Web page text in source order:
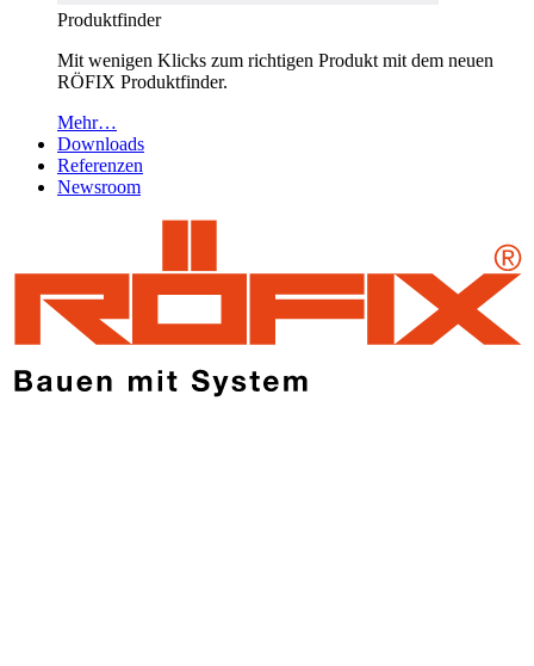
Produktfinder
Mit wenigen Klicks zum richtigen Produkt mit dem neuen
RÖFIX Produktfinder.
Mehr…
Downloads
Referenzen
Newsroom